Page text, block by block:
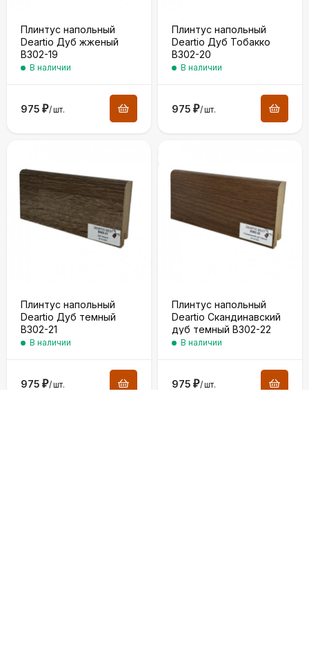
Плинтус напольный
Deartio Дуб жженый
B302-19
В наличии
975 ₽/шт.
Плинтус напольный
Deartio Дуб Тобакко
B302-20
В наличии
975 ₽/шт.
Плинтус напольный
Deartio Дуб темный
B302-21
В наличии
975 ₽/шт.
Плинтус напольный
Deartio Скандинавский
дуб темный B302-22
В наличии
975 ₽/шт.